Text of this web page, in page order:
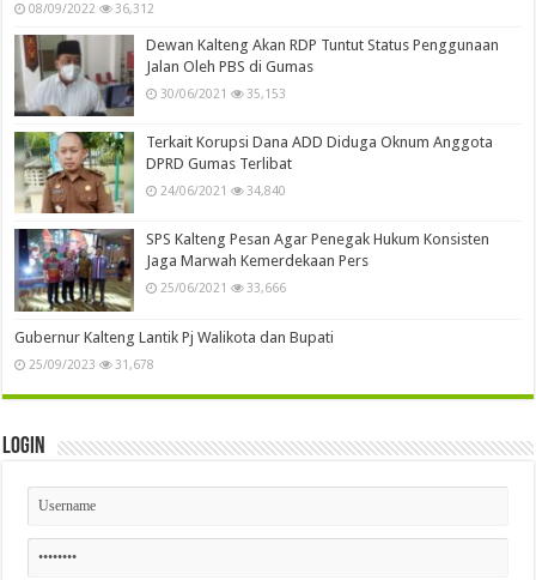
08/09/2022 36,312
Dewan Kalteng Akan RDP Tuntut Status Penggunaan
Jalan Oleh PBS di Gumas
30/06/2021 35,153
Terkait Korupsi Dana ADD Diduga Oknum Anggota
DPRD Gumas Terlibat
24/06/2021 34,840
SPS Kalteng Pesan Agar Penegak Hukum Konsisten
Jaga Marwah Kemerdekaan Pers
25/06/2021 33,666
Gubernur Kalteng Lantik Pj Walikota dan Bupati
25/09/2023 31,678
Login